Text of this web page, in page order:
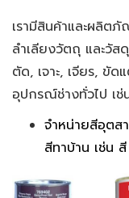
เรามีสินค้าและผลิต
ลำเลียงวัตถุ และวั
ตัด, เจาะ, เจียร, ขัด
อุปกรณ์ช่างทั่วไป เช่
จำหน่ายสีอุตส
สีทาบ้าน เช่น